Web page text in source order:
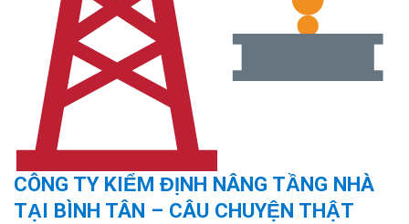
CÔNG TY KIỂM ĐỊNH NÂNG TẦNG NHÀ
TẠI BÌNH TÂN – CÂU CHUYỆN THẬT